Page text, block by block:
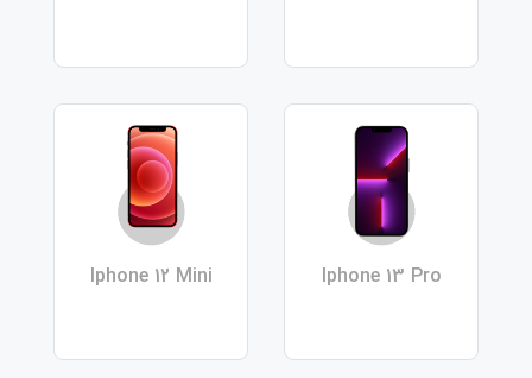
Iphone 13 Pro
Iphone 12 Mini